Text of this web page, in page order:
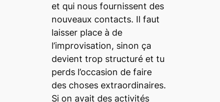
et qui nous fournissent des
nouveaux contacts. Il faut
laisser place à de
l’improvisation, sinon ça
devient trop structuré et tu
perds l’occasion de faire
des choses extraordinaires.
Si on avait des activités